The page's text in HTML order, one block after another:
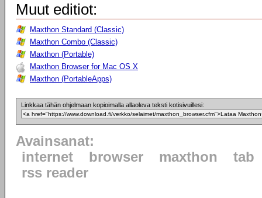
Muut editiot:
Maxthon Standard (Classic)
Maxthon Combo (Classic)
Maxthon (Portable)
Maxthon Browser for Mac OS X
Maxthon (PortableApps)
Linkkaa tähän ohjelmaan kopioimalla allaoleva teksti kotisivuillesi:
Avainsanat:
internet
browser maxthon
tab
rss reader